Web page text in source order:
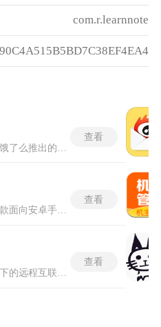
com.r.learnnote
查看
趣打印高级版是一款面向安卓手机的打印辅助软件，界面条理清晰，功能排布直观，便于快速定位所需操作。它支持WiFi、蓝牙、USB、Google Cloud打印机以及远程打印机共五种连接方式，可兼容有线直连与跨地点无线打印，适应不同使用环境与设备条件。软件还提供一键共享功能，能便捷开启或关闭局域网内的打印共享状态，让多设备协同打印更为顺畅。无论是文档、图片或其他可打印内容，均可在稳定的连接支持下完成输出，提升移动场景下的打印效率与灵活性。
查看
查看